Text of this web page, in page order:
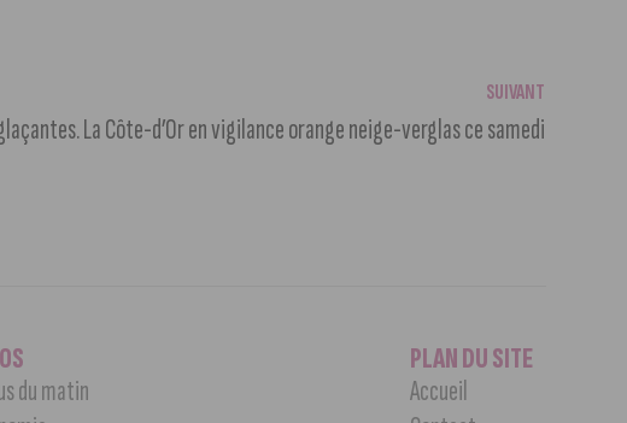
SUIVANT
La Côte-d’Or en vigilance orange neige-verglas ce samedi
du matin
PLAN DU SITE
Accueil